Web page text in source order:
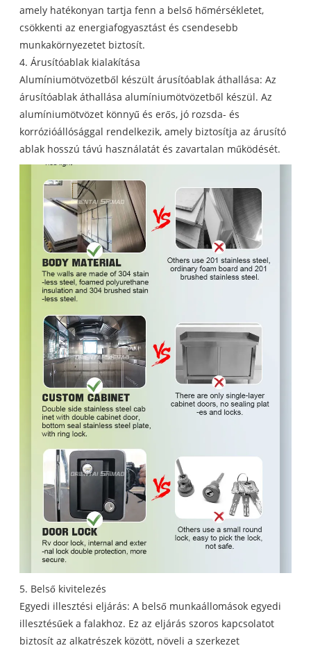
amely hatékonyan tartja fenn a belső hőmérsékletet,
csökkenti az energiafogyasztást és csendesebb
munkakörnyezetet biztosít.
4. Árusítóablak kialakítása
Alumíniumötvözetből készült árusítóablak áthallása: Az
árusítóablak áthallása alumíniumötvözetből készül. Az
alumíniumötvözet könnyű és erős, jó rozsda- és
korrózióállósággal rendelkezik, amely biztosítja az árusító
ablak hosszú távú használatát és zavartalan működését.
5. Belső kivitelezés
Egyedi illesztési eljárás: A belső munkaállomások egyedi
illesztésűek a falakhoz. Ez az eljárás szoros kapcsolatot
biztosít az alkatrészek között, növeli a szerkezet